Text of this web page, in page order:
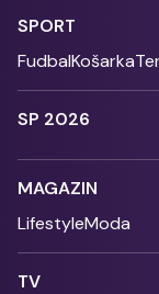
SPORT
FudbalKošarka
SP 2026
MAGAZIN
LifestyleModa
TV